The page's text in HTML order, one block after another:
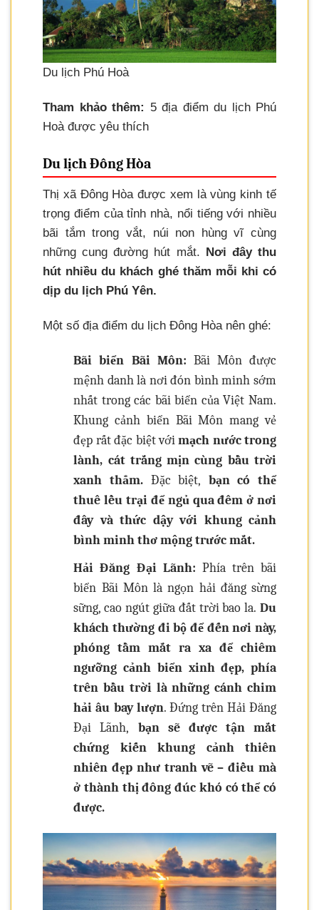
Du lịch Phú Hoà
Tham khảo thêm: 5 địa điểm du lịch Phú
Hoà được yêu thích
Du lịch Đông Hòa
Thị xã Đông Hòa được xem là vùng kinh tế
trọng điểm của tỉnh nhà, nổi tiếng với nhiều
bãi tắm trong vắt, núi non hùng vĩ cùng
những cung đường hút mắt. Nơi đây thu
hút nhiều du khách ghé thăm mỗi khi có
dịp du lịch Phú Yên.
Một số địa điểm du lịch Đông Hòa nên ghé:
Bãi biển Bãi Môn: Bãi Môn được
mệnh danh là nơi đón bình minh sớm
nhất trong các bãi biển của Việt Nam.
Khung cảnh biển Bãi Môn mang vẻ
đẹp rất đặc biệt vớimạch nước trong
lành, cát trắng mịn cùng bầu trời
xanh thẳm. Đặc biệt, bạn có thể
thuê lều trại để ngủ qua đêm ở nơi
đây và thức dậy với khung cảnh
bình minh thơ mộng trước mắt.
Hải Đăng Đại Lãnh: Phía trên bãi
biển Bãi Môn là ngọn hải đăng sừng
sững, cao ngút giữa đất trời bao la. Du
khách thường đi bộ để đến nơi này,
phóng tầm mắt ra xa để chiêm
ngưỡng cảnh biển xinh đẹp, phía
trên bầu trời là những cánh chim
hải âu bay lượn. Đứng trên Hải Đăng
Đại Lãnh, bạn sẽ được tận mắt
chứng kiến khung cảnh thiên
nhiên đẹp như tranh vẽ – điều mà
ở thành thị đông đúc khó có thể có
được.